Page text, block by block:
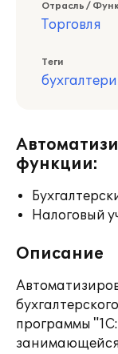
Отрасль /
Торговля
Теги
функции:
Налоговый
Описание
программы
занимающейся